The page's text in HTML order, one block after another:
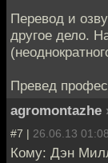
Перевод и
другое дело.
Превед
agromontazhe
#7 | 26.06.13 01:08
Кому: Дэн